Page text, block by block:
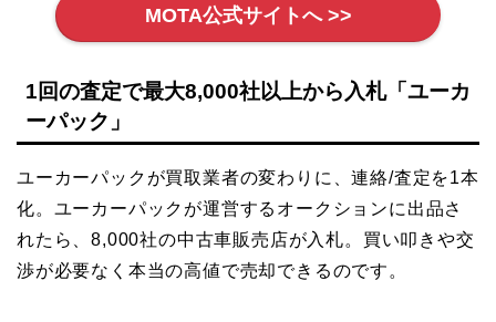
MOTA公式サイトへ >>
1回の査定で最大8,000社以上から入札「ユーカ
ーパック」
ユーカーパックが買取業者の変わりに、連絡/査定を1本
化。ユーカーパックが運営するオークションに出品さ
れたら、8,000社の中古車販売店が入札。買い叩きや交
渉が必要なく本当の高値で売却できるのです。